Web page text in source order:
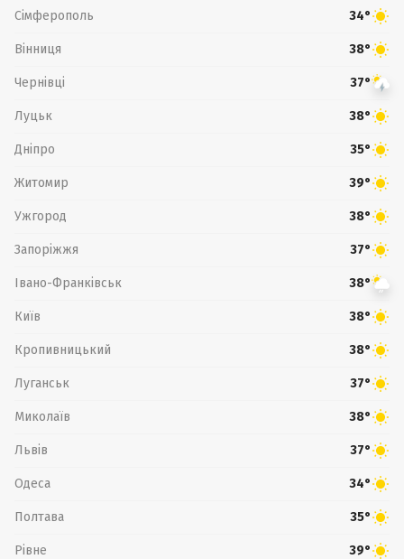
Сімферополь 34°
Вінниця 38°
Чернівці 37°
Луцьк 38°
Дніпро 35°
Житомир 39°
Ужгород 38°
Запоріжжя 37°
Івано-Франківськ 38°
Київ 38°
Кропивницький 38°
Луганськ 37°
Миколаїв 38°
Львів 37°
Одеса 34°
Полтава 35°
Рівне 39°